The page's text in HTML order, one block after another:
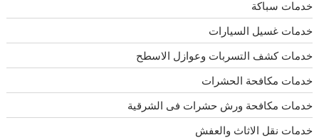
خدمات سباكة
خدمات غسيل السيارات
خدمات كشف التسربات وعوازل الاسطح
خدمات مكافحة الحشرات
خدمات مكافحة ورش حشرات فى الشرقية
خدمات نقل الاثاث والعفش